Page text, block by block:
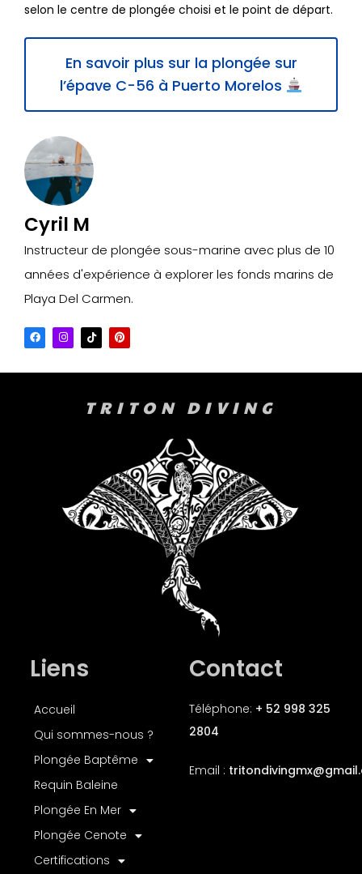
Cyril M
Instructeur de plongée sous-marine avec plus de 10
années d'expérience à explorer les fonds marins de
Playa Del Carmen.
selon le centre de plongée choisi et le point de départ.
En savoir plus sur la plongée sur
l’épave C-56 à Puerto Morelos
TRITON DIVING
Liens
Accueil
Qui sommes-nous ?
Plongée Baptême
Requin Baleine
Plongée En Mer
Plongée Cenote
Certifications
Contact
Téléphone: + 52 998 325
2804
Email : tritondivingmx